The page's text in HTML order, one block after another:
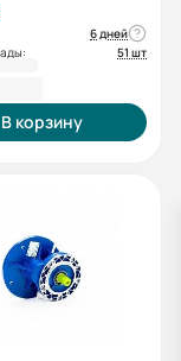
6 дней
51 шт
В корзину